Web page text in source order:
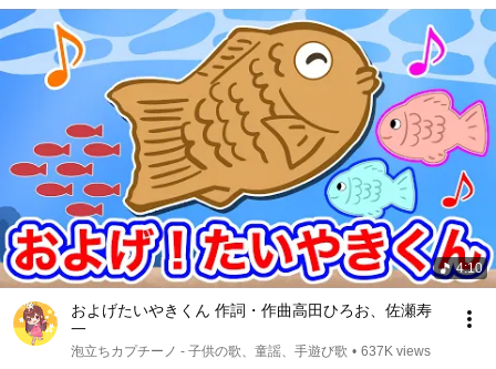
4:10
およげたいやきくん 作詞・作曲‎‎高田ひろお、佐瀬寿
一
泡立ちカプチーノ - 子供の歌、童謡、手遊び歌 • 637K views